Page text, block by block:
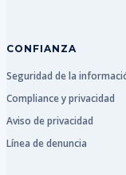
CONFIANZA
Seguridad de la
Compliance y privacidad
Aviso de privacidad
Línea de denuncia